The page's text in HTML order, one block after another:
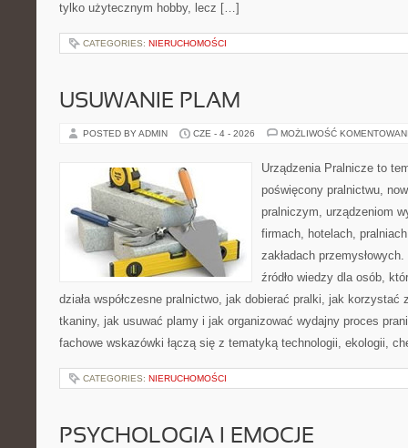
tylko użytecznym hobby, lecz […]
CATEGORIES: NIERUCHOMOŚCI
USUWANIE PLAM
POSTED BY ADMIN CZE - 4 - 2026 MOŻLIWOŚĆ
Urządzenia Pralnicze to
poświęcony pralnictwu,
pralniczym, urządzeniom
firmach, hotelach,
zakładach
źródło wiedzy dla osób,
działa współczesne pralnictwo, jak dobierać pralki, jak korzystać
tkaniny, jak usuwać plamy i jak organizować wydajny proces
fachowe wskazówki łączą się z tematyką technologii, ekologii,
CATEGORIES: NIERUCHOMOŚCI
PSYCHOLOGIA I EMOCJE